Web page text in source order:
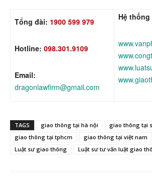
Tổng đài: 1900 599 979
Hotline: 098.301.9109
Email:
dragonlawfirm@gmail.com
Hệ
TAGS giao thông tại hà nội
giao thông tại
giao thông tại tphcm
giao thông tại việt nam
Luật sư giao thông
Luật sư tư vấn luật giao